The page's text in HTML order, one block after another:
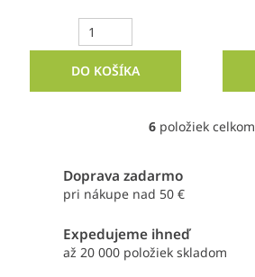
DO KOŠÍKA
O
i
6 položiek celkom
Doprava zadarmo
pri nákupe nad 50 €
Expedujeme ihneď
až 20 000 položiek skladom